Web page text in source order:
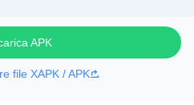
APK
file XAPK / APK